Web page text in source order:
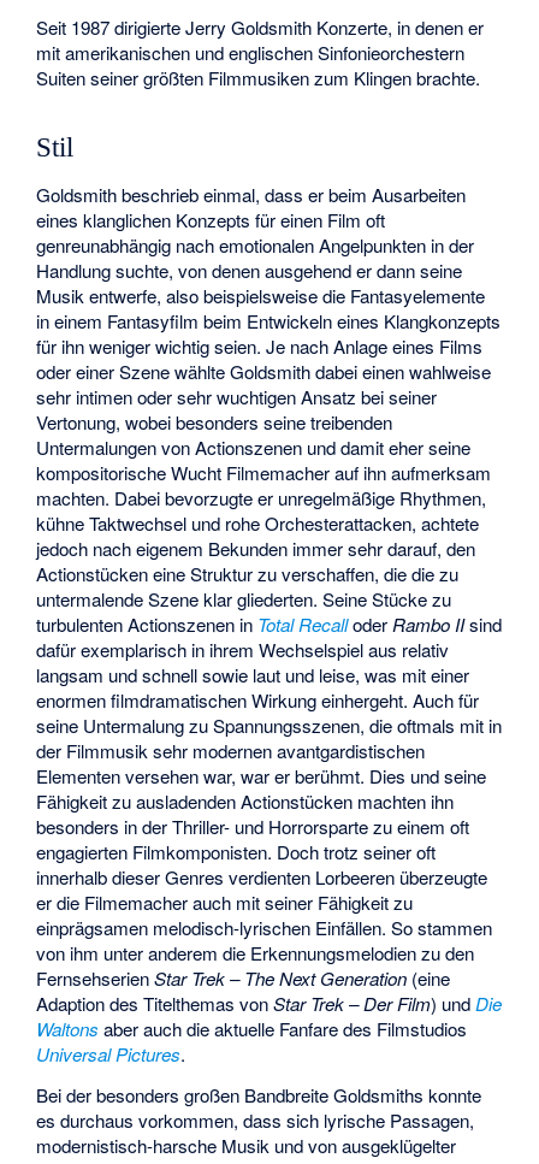
Seit 1987 dirigierte Jerry Goldsmith Konzerte, in denen er
mit amerikanischen und englischen Sinfonieorchestern
Suiten seiner größten Filmmusiken zum Klingen brachte.
Stil
Goldsmith beschrieb einmal, dass er beim Ausarbeiten
eines klanglichen Konzepts für einen Film oft
genreunabhängig nach emotionalen Angelpunkten in der
Handlung suchte, von denen ausgehend er dann seine
Musik entwerfe, also beispielsweise die Fantasyelemente
in einem Fantasyfilm beim Entwickeln eines Klangkonzepts
für ihn weniger wichtig seien. Je nach Anlage eines Films
oder einer Szene wählte Goldsmith dabei einen wahlweise
sehr intimen oder sehr wuchtigen Ansatz bei seiner
Vertonung, wobei besonders seine treibenden
Untermalungen von Actionszenen und damit eher seine
kompositorische Wucht Filmemacher auf ihn aufmerksam
machten. Dabei bevorzugte er unregelmäßige Rhythmen,
kühne Taktwechsel und rohe Orchesterattacken, achtete
jedoch nach eigenem Bekunden immer sehr darauf, den
Actionstücken eine Struktur zu verschaffen, die die zu
untermalende Szene klar gliederten. Seine Stücke zu
turbulenten Actionszenen in Total Recalloder Rambo IIsind
dafür exemplarisch in ihrem Wechselspiel aus relativ
langsam und schnell sowie laut und leise, was mit einer
enormen filmdramatischen Wirkung einhergeht. Auch für
seine Untermalung zu Spannungsszenen, die oftmals mit in
der Filmmusik sehr modernen avantgardistischen
Elementen versehen war, war er berühmt. Dies und seine
Fähigkeit zu ausladenden Actionstücken machten ihn
besonders in der Thriller- und Horrorsparte zu einem oft
engagierten Filmkomponisten. Doch trotz seiner oft
innerhalb dieser Genres verdienten Lorbeeren überzeugte
er die Filmemacher auch mit seiner Fähigkeit zu
einprägsamen melodisch-lyrischen Einfällen. So stammen
von ihm unter anderem die Erkennungsmelodien zu den
FernsehserienStar Trek – The Next Generation (eine
Adaption des Titelthemas vonStar Trek – Der Film) undDie
Waltons aber auch die aktuelle Fanfare des Filmstudios
Universal Pictures.
Bei der besonders großen Bandbreite Goldsmiths konnte
es durchaus vorkommen, dass sich lyrische Passagen,
modernistisch-harsche Musik und von ausgeklügelter